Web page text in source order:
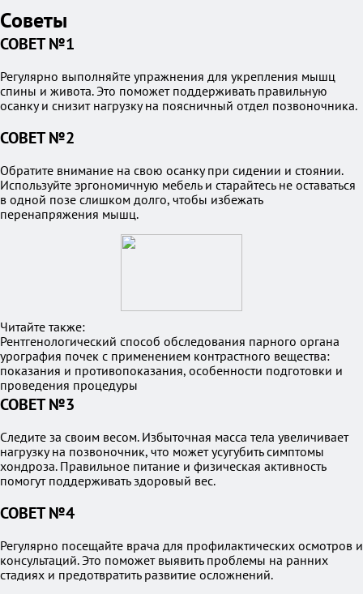
Советы
СОВЕТ №1
Регулярно выполняйте упражнения для укрепления мышц
спины и живота. Это поможет поддерживать правильную
осанку и снизит нагрузку на поясничный отдел позвоночника.
СОВЕТ №2
Обратите внимание на свою осанку при сидении и стоянии.
Используйте эргономичную мебель и старайтесь не оставаться
в одной позе слишком долго, чтобы избежать
перенапряжения мышц.
Читайте также:
Рентгенологический способ обследования парного органа
урография почек с применением контрастного вещества:
показания и противопоказания, особенности подготовки и
проведения процедуры
СОВЕТ №3
Следите за своим весом. Избыточная масса тела увеличивает
нагрузку на позвоночник, что может усугубить симптомы
хондроза. Правильное питание и физическая активность
помогут поддерживать здоровый вес.
СОВЕТ №4
Регулярно посещайте врача для профилактических осмотров и
консультаций. Это поможет выявить проблемы на ранних
стадиях и предотвратить развитие осложнений.